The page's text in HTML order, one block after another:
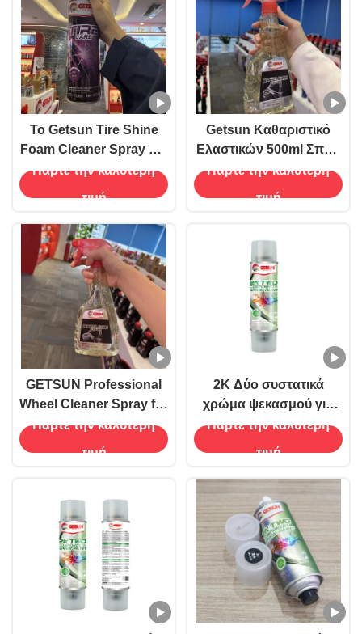
Το Getsun Tire Shine
Foam Cleaner Spray για
επαγγελματική
Πάρτε την καλύτερη
τιμή
Getsun Καθαριστικό
Ελαστικών 500ml Σπρέι
Καθαρισμού Ζαντών
Πάρτε την καλύτερη
τιμή
GETSUN Professional
Wheel Cleaner Spray for
Alloy Rims
Πάρτε την καλύτερη
τιμή
2K Δύο συστατικά
χρώμα ψεκασμού για
την
συνθήκες
Πάρτε την καλύτερη
τιμή